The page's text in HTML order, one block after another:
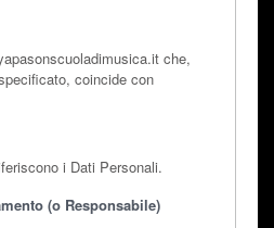
che,
coincide con
i Dati Personali.
(o Responsabile)